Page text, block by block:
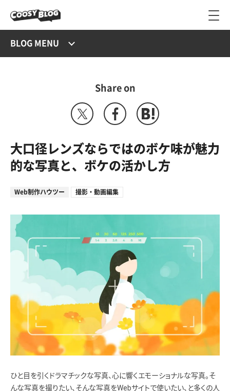
BLOG MENU
Share on
大口径レンズならではのボケ味が魅力
的な写真と、ボケの活かし方
Web制作ハウツー 撮影・動画編集
ひと目を引くドラマチックな写真、心に響くエモーショナルな写真。そ
んな写真を撮りたい、そんな写真をWebサイトで使いたい、と多くの人